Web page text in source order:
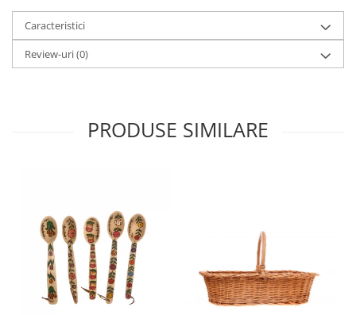
Caracteristici
Review-uri(0)
PRODUSE SIMILARE